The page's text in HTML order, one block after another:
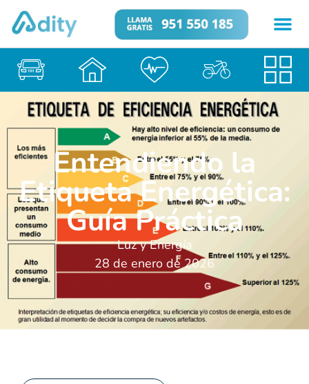
Entendiendo la
Etiqueta Energética:
Guía Práctica
Luz y Energía
28 de enero de 2026